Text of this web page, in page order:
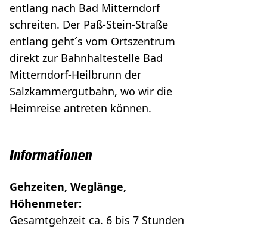
entlang nach Bad Mitterndorf
schreiten. Der Paß-Stein-Straße
entlang geht´s vom Ortszentrum
direkt zur Bahnhaltestelle Bad
Mitterndorf-Heilbrunn der
Salzkammergutbahn, wo wir die
Heimreise antreten können.
Informationen
Gehzeiten, Weglänge,
Höhenmeter:
Gesamtgehzeit ca. 6 bis 7 Stunden